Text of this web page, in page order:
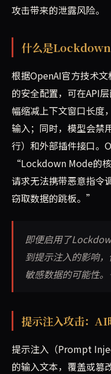
攻击带来的泄露风险。
什么是Lockdown
根据OpenAI官方技术
的安全配置，可在API
幅缩减上下文窗口长度
输入；同时，模型会禁
行）和外部插件接口。
“Lockdown Mode的
请求无法携带恶意指令
窃取数据的跳板。”
即便启用了
到提示注入的影响
敏感数据的可能性
提示注入攻击：AI
提示注入（Prompt
的输入文本，覆盖或篡